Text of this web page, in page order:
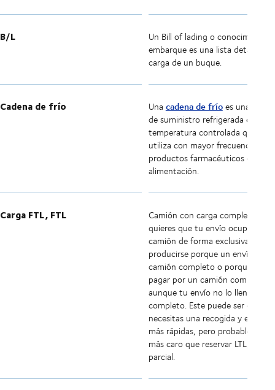
B/L
Un Bill of lading o conocimiento
embarque es una lista detallada
carga de un buque.
Cadena de frío Una cadena de fríoes una
de suministro refrigerada con
temperatura controlada que se
utiliza con mayor frecuencia para
productos farmacéuticos o
alimentación.
Carga FTL, FTL
Camión con carga completa.
quieres que tu envío ocupe un
camión de forma exclusiva.
producirse porque un envío
camión completo o porque
pagar por un camión completo
aunque tu envío no lo llene por
completo. Este puede ser el caso
necesitas una recogida y entrega
más rápidas, pero
más caro que reservar LTL, una
parcial.